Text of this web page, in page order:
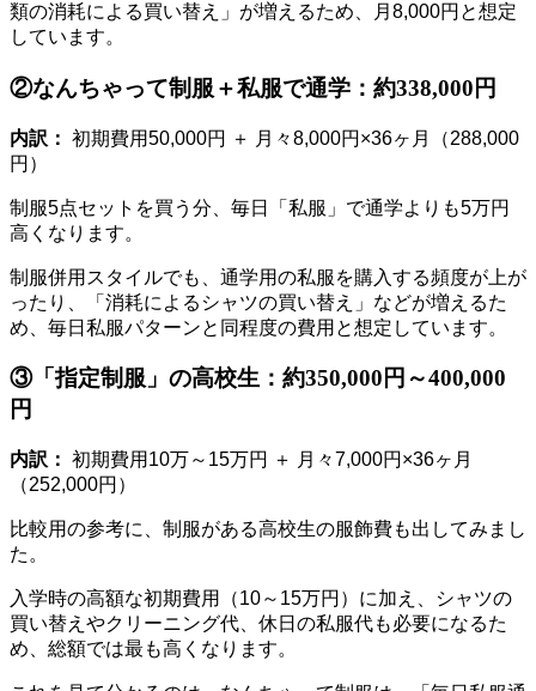
類の消耗による買い替え」が増えるため、月8,000円と想定
しています。
②なんちゃって制服＋私服で通学：約338,000円
内訳： 初期費用50,000円 ＋ 月々8,000円×36ヶ月（288,000
円）
制服5点セットを買う分、毎日「私服」で通学よりも5万円
高くなります。
制服併用スタイルでも、通学用の私服を購入する頻度が上が
ったり、「消耗によるシャツの買い替え」などが増えるた
め、毎日私服パターンと同程度の費用と想定しています。
③「指定制服」の高校生：約350,000円～400,000
円
内訳： 初期費用10万～15万円 ＋ 月々7,000円×36ヶ月
（252,000円）
比較用の参考に、制服がある高校生の服飾費も出してみまし
た。
入学時の高額な初期費用（10～15万円）に加え、シャツの
買い替えやクリーニング代、休日の私服代も必要になるた
め、総額では最も高くなります。